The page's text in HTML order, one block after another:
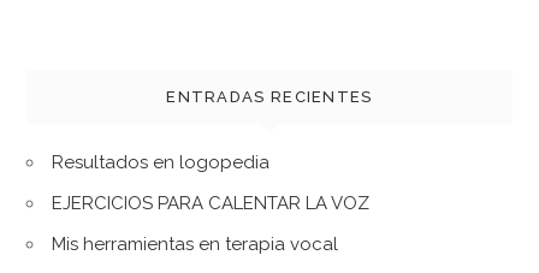
ENTRADAS RECIENTES
Resultados en logopedia
EJERCICIOS PARA CALENTAR LA VOZ
Mis herramientas en terapia vocal